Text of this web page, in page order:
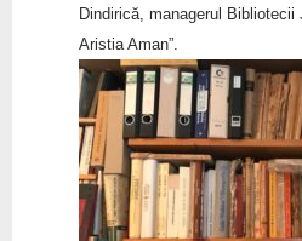
Dindirică, managerul Bibliotecii
Aristia Aman”.